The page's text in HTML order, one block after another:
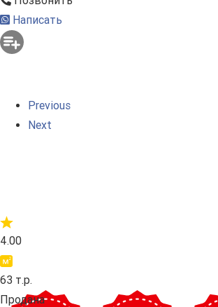
Написать
Previous
Next
4.00
63 т.р.
Продана